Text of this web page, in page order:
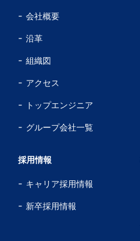
会社概要
沿革
組織図
アクセス
トップエンジニア
グループ会社一覧
採用情報
キャリア採用情報
新卒採用情報